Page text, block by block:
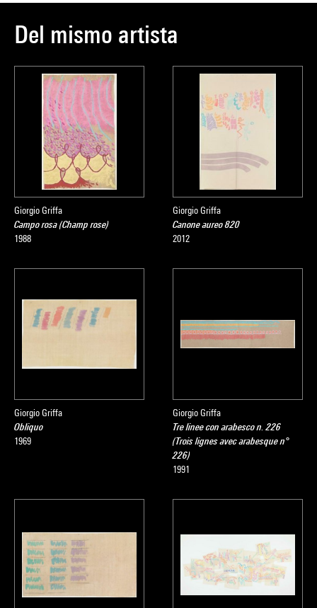
Del mismo artista
Giorgio Griffa
Campo rosa (Champ rose)
1988
Giorgio Griffa
Canone aureo 820
2012
Giorgio Griffa
Obliquo
1969
Giorgio Griffa
Tre linee con arabesco n. 226
(Trois lignes avec arabesque n°
226)
1991